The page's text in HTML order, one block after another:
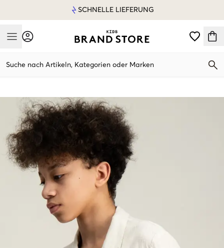
SCHNELLE LIEFERUNG
Mobile Menu
Suche nach Artikeln, Kategorien oder Marken